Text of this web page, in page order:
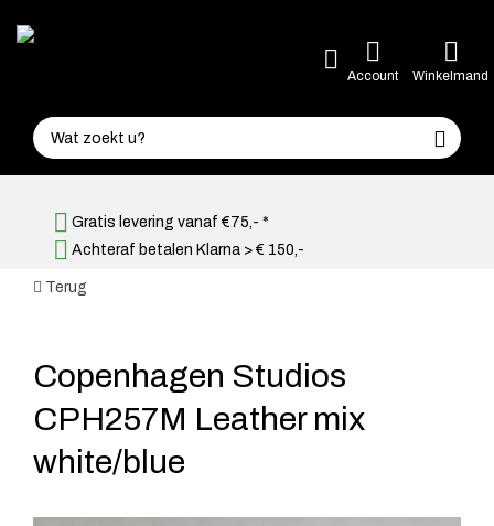
Account Winkelmand
Gratis levering vanaf €75,- *
Achteraf betalen Klarna > € 150,-
Terug
Copenhagen Studios
CPH257M Leather mix
white/blue